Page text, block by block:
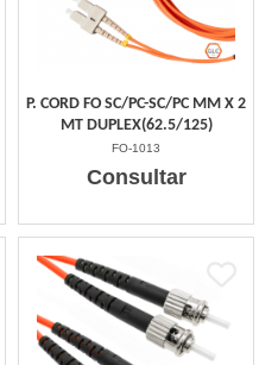
P. CORD FO SC/PC-SC/PC MM X 2
MT DUPLEX(62.5/125)
FO-1013
Consultar